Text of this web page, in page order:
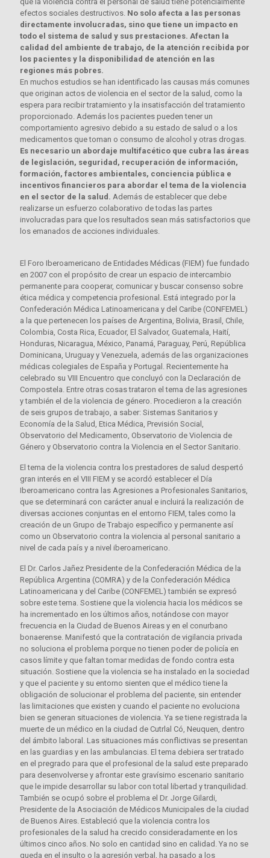
efectos sociales destructivos. No solo afecta a las personas
directamente involucradas, sino que tiene un impacto en
todo el sistema de salud y sus prestaciones. Afectan la
calidad del ambiente de trabajo, de la atención recibida por
los pacientes y la disponibilidad de atención en las
regiones más pobres.
En muchos estudios se han identificado las causas más comunes
que originan actos de violencia en el sector de la salud, como la
espera para recibir tratamiento y la insatisfacción del tratamiento
proporcionado. Además los pacientes pueden tener un
comportamiento agresivo debido a su estado de salud o a los
medicamentos que toman o consumo de alcohol y otras drogas.
Es necesario un abordaje multifacético que cubra las áreas
de legislación, seguridad, recuperación de información,
formación, factores ambientales, conciencia pública e
incentivos financieros para abordar el tema de la violencia
en el sector de la salud. Además de establecer que debe
realizarse un esfuerzo colaborativo de todas las partes
involucradas para que los resultados sean más satisfactorios que
los emanados de acciones individuales.
El Foro Iberoamericano de Entidades Médicas (FIEM) fue fundado
en 2007 con el propósito de crear un espacio de intercambio
permanente para cooperar, comunicar y buscar consenso sobre
ética médica y competencia profesional. Está integrado por la
Confederación Médica Latinoamericana y del Caribe (CONFEMEL)
a la que pertenecen los países de Argentina, Bolivia, Brasil, Chile,
Colombia, Costa Rica, Ecuador, El Salvador, Guatemala, Haití,
Honduras, Nicaragua, México, Panamá, Paraguay, Perú, República
Dominicana, Uruguay y Venezuela, además de las organizaciones
médicas colegiales de España y Portugal. Recientemente ha
celebrado su VIII Encuentro que concluyó con la Declaración de
Compostela. Entre otras cosas trataron el tema de las agresiones
y también el de la violencia de género. Procedieron a la creación
de seis grupos de trabajo, a saber: Sistemas Sanitarios y
Economía de la Salud, Etica Médica, Previsión Social,
Observatorio del Medicamento, Observatorio de Violencia de
Género y Observatorio contra la Violencia en el Sector Sanitario.
El tema de la violencia contra los prestadores de salud despertó
gran interés en el VIII FIEM y se acordó establecer el Día
Iberoamericano contra las Agresiones a Profesionales Sanitarios,
que se determinará con carácter anual e incluirá la realización de
diversas acciones conjuntas en el entorno FIEM, tales como la
creación de un Grupo de Trabajo específico y permanente así
como un Observatorio contra la violencia al personal sanitario a
nivel de cada país y a nivel iberoamericano.
El Dr. Carlos Jañez Presidente de la Confederación Médica de la
República Argentina (COMRA) y de la Confederación Médica
Latinoamericana y del Caribe (CONFEMEL) también se expresó
sobre este tema. Sostiene que la violencia hacia los médicos se
ha incrementado en los últimos años, notándose con mayor
frecuencia en la Ciudad de Buenos Aireas y en el conurbano
bonaerense. Manifestó que la contratación de vigilancia privada
no soluciona el problema porque no tienen poder de policía en
casos límite y que faltan tomar medidas de fondo contra esta
situación. Sostiene que la violencia se ha instalado en la sociedad
y que el paciente y su entorno sienten que el médico tiene la
obligación de solucionar el problema del paciente, sin entender
las limitaciones que existen y cuando el paciente no evoluciona
bien se generan situaciones de violencia. Ya se tiene registrada la
muerte de un médico en la ciudad de Cutrlal Có, Neuquen, dentro
del ámbito laboral. Las situaciones más conflictivas se presentan
en las guardias y en las ambulancias. El tema debiera ser tratado
en el pregrado para que el profesional de la salud este preparado
para desenvolverse y afrontar este gravísimo escenario sanitario
que le impide desarrollar su labor con total libertad y tranquilidad.
También se ocupó sobre el problema el Dr. Jorge Gilardi,
Presidente de la Asociación de Médicos Municipales de la ciudad
de Buenos Aires. Estableció que la violencia contra los
profesionales de la salud ha crecido consideradamente en los
últimos cinco años. No solo en cantidad sino en calidad. Ya no se
queda en el insulto o la agresión verbal, ha pasado a los